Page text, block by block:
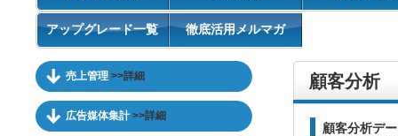
アップグレード一覧 徹底活用メルマガ
売上管理 >>詳細
広告媒体集計>>詳細
顧客分析
顧客分析デ